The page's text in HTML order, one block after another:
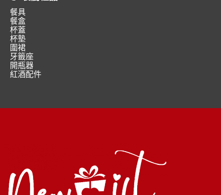
餐具
餐盒
杯蓋
杯墊
圍裙
牙籤座
開瓶器
紅酒配件